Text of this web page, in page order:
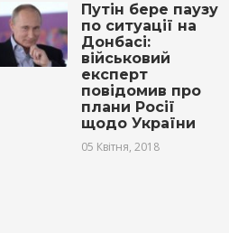
Путін бере паузу
по ситуації на
Донбасі:
вiйcьковий
експерт
повідомив про
плани Росії
щодо України
05 Квітня, 2018